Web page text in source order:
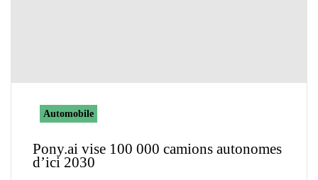
Automobile
Pony.ai vise 100 000 camions autonomes
d’ici 2030